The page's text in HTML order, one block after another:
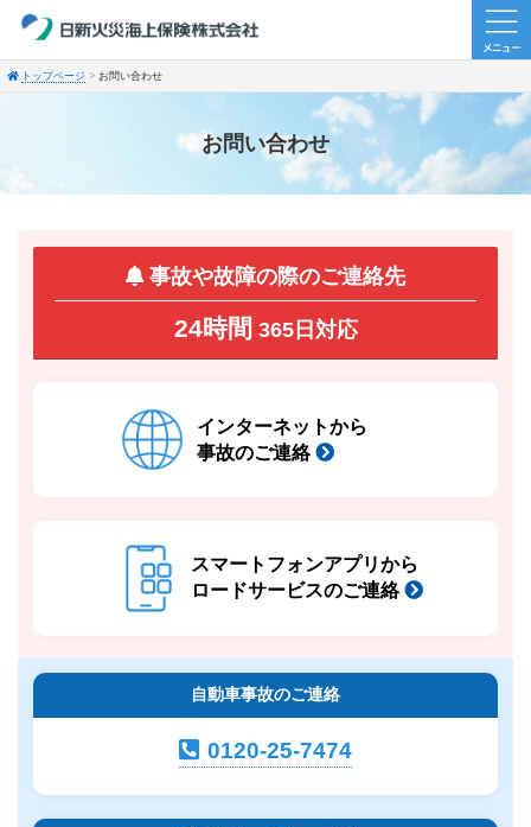
トップページ お問い合わせ
お問い合わせ
事故や故障の際のご連絡先
24時間 365日対応
インターネットから
事故のご連絡
スマートフォンアプリから
ロードサービスのご連絡
自動車事故のご連絡
0120-25-7474